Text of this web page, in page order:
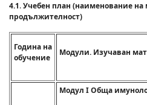
4.1.Учебен план (наименование на
продължителност)
Година на
обучение
Модули. Изучаван
Модул I Обща